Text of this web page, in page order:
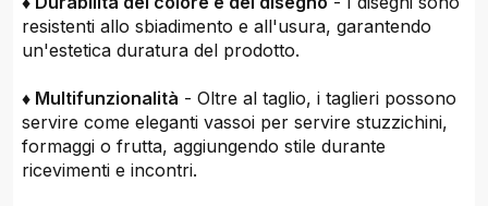
resistenti allo sbiadimento e all'usura, garantendo
un'estetica duratura del prodotto.
♦ Multifunzionalità - Oltre al taglio, i taglieri possono
servire come eleganti vassoi per servire stuzzichini,
formaggi o frutta, aggiungendo stile durante
ricevimenti e incontri.